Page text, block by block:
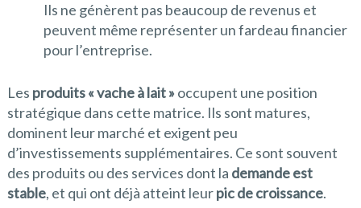
Ils ne génèrent pas beaucoup de revenus et
peuvent même représenter un fardeau financier
pour l’entreprise.
Les produits « vache à lait » occupent une position
stratégique dans cette matrice. Ils sont matures,
dominent leur marché et exigent peu
d’investissements supplémentaires. Ce sont souvent
des produits ou des services dont la demande est
stable, et qui ont déjà atteint leurpic de croissance.